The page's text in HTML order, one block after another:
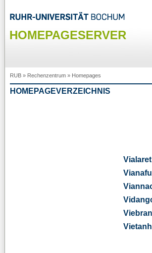
HOMEPAGESERVER
RUB » Rechenzentrum » Homepages
HOMEPAGEVERZEICHNIS
Vialaret
Vietanh